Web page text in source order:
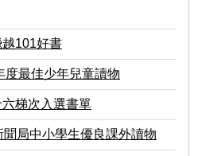
101好書
度最佳少年兒童讀物
梯次入選書單
聞局中小學生優良課外讀物